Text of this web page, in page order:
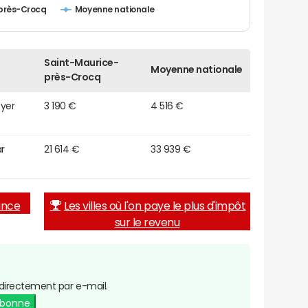
Crocq Moyenne nationale
Saint-Maurice-
près-Crocq
Moyenne nationale
3 190 € 4 516 €
21 614 € 33 939 €
Les villes où l'on paye le plus d'impôt
sur le revenu
par e-mail.